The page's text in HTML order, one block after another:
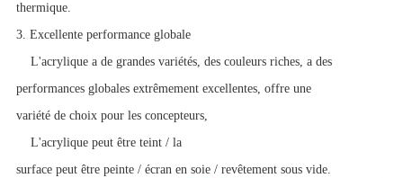
thermique.
3. Excellente performance globale
L'acrylique a de grandes variétés, des couleurs riches, a des
performances globales extrêmement excellentes, offre une
variété de choix pour les concepteurs,
L'acrylique peut être teint / la
surface peut être peinte / écran en soie / revêtement sous vide.